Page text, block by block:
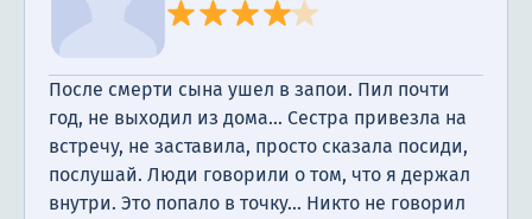
После смерти сына ушел в запои. Пил почти
год, не выходил из дома... Сестра привезла на
встречу, не заставила, просто сказала посиди,
послушай. Люди говорили о том, что я держал
внутри. Это попало в точку... Никто не говорил